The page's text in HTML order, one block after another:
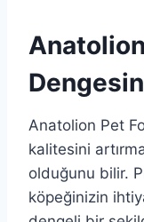
Anatolion Pet
kalitesini
olduğunu bilir.
köpeğinizin